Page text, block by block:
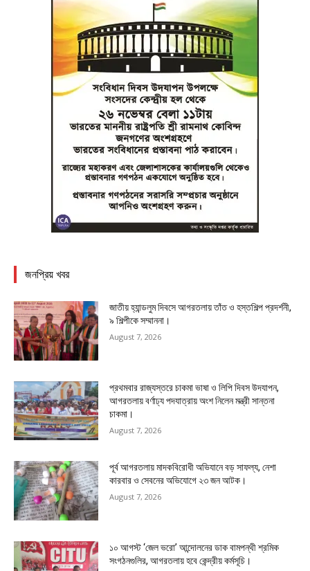
জনপ্রিয় খবর
জাতীয় হ্যান্ডলুম দিবসে আগরতলায় তাঁত ও হস্তশিল্প প্রদর্শনী,
৯ শিল্পীকে সম্মাননা।
August 7, 2026
প্রথমবার রাজ্যস্তরে চাকমা ভাষা ও লিপি দিবস উদযাপন,
আগরতলায় বর্ণাঢ্য পদযাত্রায় অংশ নিলেন মন্ত্রী সান্তনা
চাকমা।
August 7, 2026
পূর্ব আগরতলায় মাদকবিরোধী অভিযানে বড় সাফল্য, নেশা
কারবার ও সেবনের অভিযোগে ২৩ জন আটক।
August 7, 2026
১০ আগস্ট ‘জেল ভরো’ আন্দোলনের ডাক বামপন্থী শ্রমিক
সংগঠনগুলির, আগরতলায় হবে কেন্দ্রীয় কর্মসূচি।